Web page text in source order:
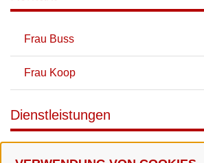
Frau Buss
Frau Koop
Dienstleistungen
Plakatierung in der Gemeinde Dörpen